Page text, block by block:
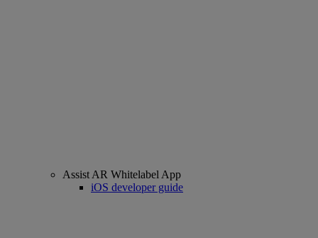
Assist AR Whitelabel App
iOS developer guide